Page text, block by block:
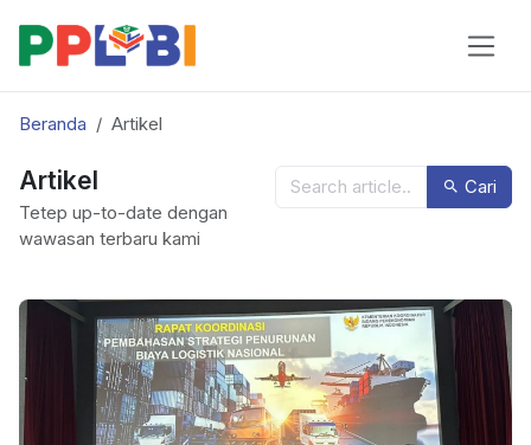
Beranda Artikel
Artikel
Tetep up-to-date dengan
wawasan terbaru kami
Cari